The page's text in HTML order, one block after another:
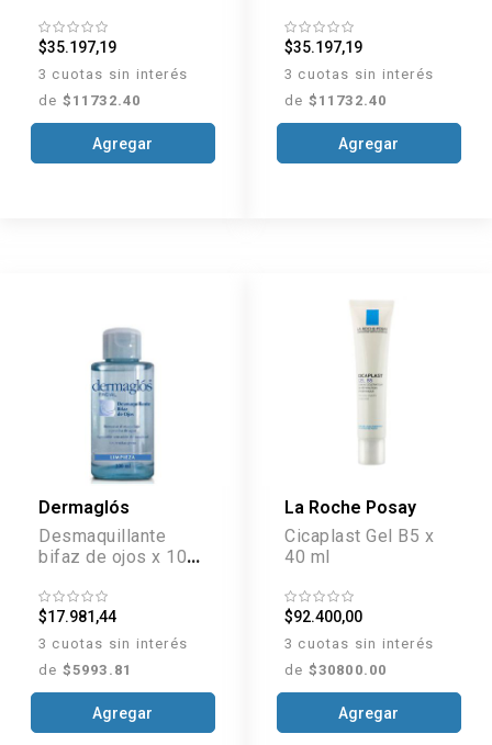
$35.197,19
3 cuotas sin interés
de $11732.40
Agregar
FPS 30 x 50 g
$35.197,19
3 cuotas sin interés
de $11732.40
Agregar
Dermaglós
Desmaquillante
bifaz de ojos x 100
$17.981,44
3 cuotas sin interés
de $5993.81
Agregar
La Roche Posay
Cicaplast Gel B5 x
40 ml
$92.400,00
3 cuotas sin interés
de $30800.00
Agregar